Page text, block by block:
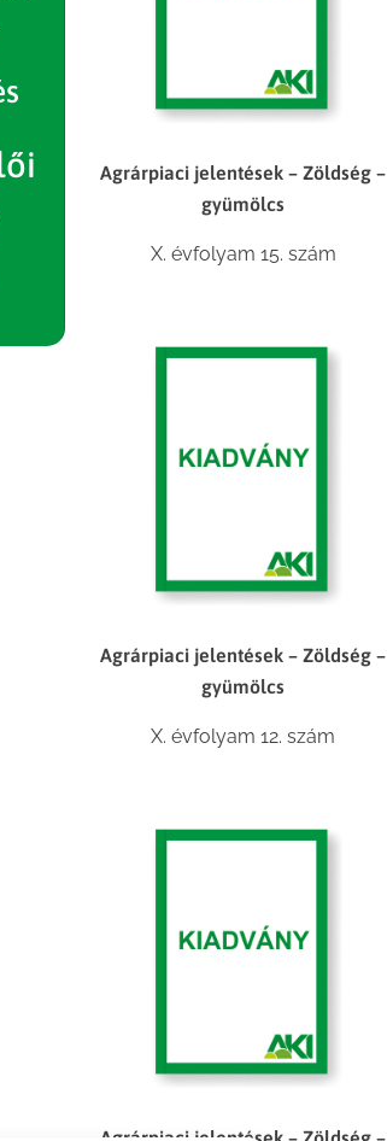
Agrárpiaci jelentések – Zöldség –
gyümölcs
X. évfolyam 15. szám
Agrárpiaci jelentések – Zöldség –
gyümölcs
X. évfolyam 12. szám